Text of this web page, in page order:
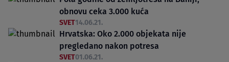
obnovu ceka 3.000 kuća
SVET14.06.21.
Hrvatska: Oko 2.000 objekata nije
pregledano nakon potresa
SVET01.06.21.